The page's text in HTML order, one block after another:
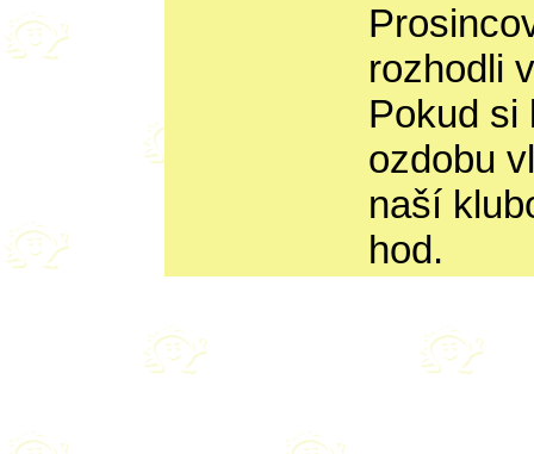
rozhodli
Pokud si
ozdobu
naší
hod.